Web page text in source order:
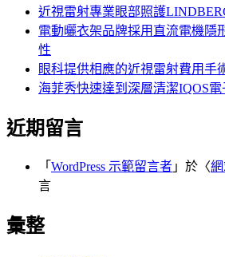
近視雷射專業眼部照護
電動曬衣架品牌採用直流電機隱
性
眼科提供相應的近視雷射費用手
海菲秀快速達到深層清潔IQOS
近期留言
「 WordPress 示範留言者 」於〈
言
彙整